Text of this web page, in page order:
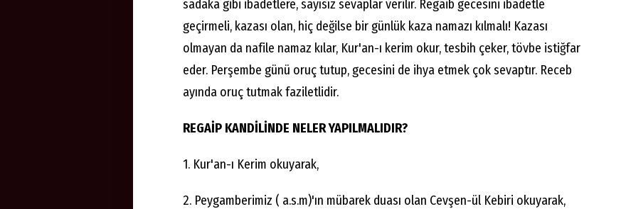
sadaka gibi ibadetlere, sayısız sevaplar verilir. Regaib gecesini ibadetle
geçirmeli, kazası olan, hiç değilse bir günlük kaza namazı kılmalı! Kazası
olmayan da nafile namaz kılar, Kur'an-ı kerim okur, tesbih çeker, tövbe istiğfar
eder. Perşembe günü oruç tutup, gecesini de ihya etmek çok sevaptır. Receb
ayında oruç tutmak faziletlidir.
REGAİP KANDİLİNDE NELER YAPILMALIDIR?
1. Kur'an-ı Kerim okuyarak,
2. Peygamberimiz ( a.s.m)'ın mübarek duası olan Cevşen-ül Kebiri okuyarak,